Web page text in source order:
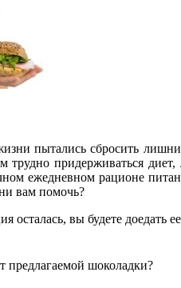
пытались сбросить
придерживаться
ежедневном рационе
вам помочь?
осталась, вы будете доедать
предлагаемой шоколадки?